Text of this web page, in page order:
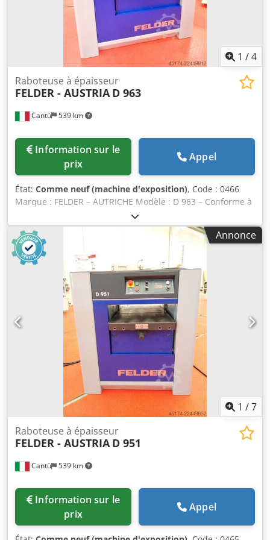
1 /4
Cantù 539 km
Raboteuse à épaisseur
FELDER - AUSTRIA D 963
prix
Appel
État: Comme neuf (machine d'exposition), Code : 0466
Marque : FELDER – AUTRICHE Modèle : D 963 – Conforme à
la norme CE Raboteuse à épaisseur automatique dotée
d’une tête de rabotage à faible niveau sonore « Silent
Power » et d’un système de positionnement « Digi Drive » –
conforme à la norme CE Largeur de rabotage : 630 mm
Hauteur de rabotage : 3 – 300 mm Épaisseur maximale de
copeaux enlevés : 8 mm Vitesse d’avance variable de 4 à
16 m/min Chsdozqd D Eepfx Ah Toa Tête de rabotage avec
fraises spirales « Silent Power » et lames réversibles en
carbure de tungstène (HM) Système de positionnement
automatique « Digi Drive »
Annonce
1 /7
Cantù 539 km
Raboteuse à épaisseur
FELDER - AUSTRIA D 951
prix
Appel